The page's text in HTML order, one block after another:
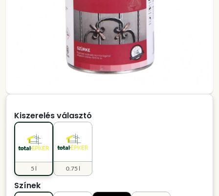
Kiszerelés választó
0.75 l
5 l
Színek